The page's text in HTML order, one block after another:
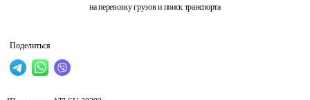
на перевозку грузов и поиск транспорта
Поделиться